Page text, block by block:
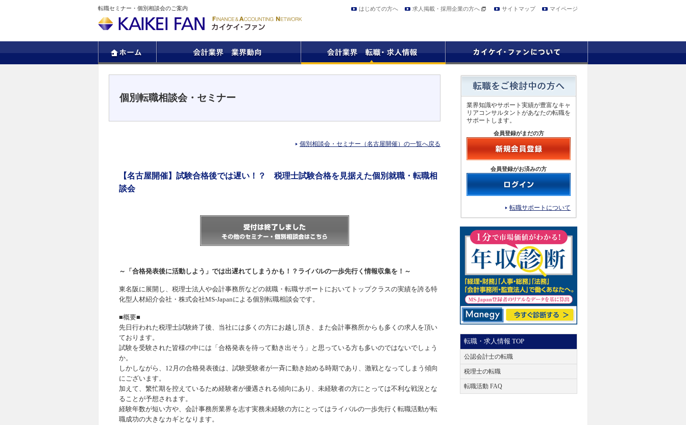
転職セミナー・個別相談会のご案内 はじめての方へ 求人掲載・採用企業の方へ サイトマップ マイページ
個別転職相談会・セミナー
個別相談会・セミナー（名古屋開催）の一覧へ戻る
【名古屋開催】試験合格後では遅い！？ 税理士試験合格を見据えた個別就職・転職相
談会
～「合格発表後に活動しよう」では出遅れてしまうかも！？ライバルの一歩先行く情報収集を！～
東名阪に展開し、税理士法人や会計事務所などの就職・転職サポートにおいてトップクラスの実績を誇る特
化型人材紹介会社・株式会社MS-Japanによる個別転職相談会です。
■概要■
先日行われた税理士試験終了後、当社には多くの方にお越し頂き、また会計事務所からも多くの求人を頂い
ております。
試験を受験された皆様の中には「合格発表を待って動き出そう」と思っている方も多いのではないでしょう
か。
しかしながら、12月の合格発表後は、試験受験者が一斉に動き始める時期であり、激戦となってしまう傾向
にございます。
加えて、繁忙期を控えているため経験者が優遇される傾向にあり、未経験者の方にとっては不利な戦況とな
ることが予想されます。
経験年数が短い方や、会計事務所業界を志す実務未経験の方にとってはライバルの一歩先行く転職活動が転
職成功の大きなカギとなります。
業界知識やサポート実績が豊富なキャ
リアコンサルタントがあなたの転職を
サポートします。
会員登録がまだの方
会員登録がお済みの方
転職サポートについて
転職・求人情報 TOP
公認会計士の転職
税理士の転職
転職活動 FAQ